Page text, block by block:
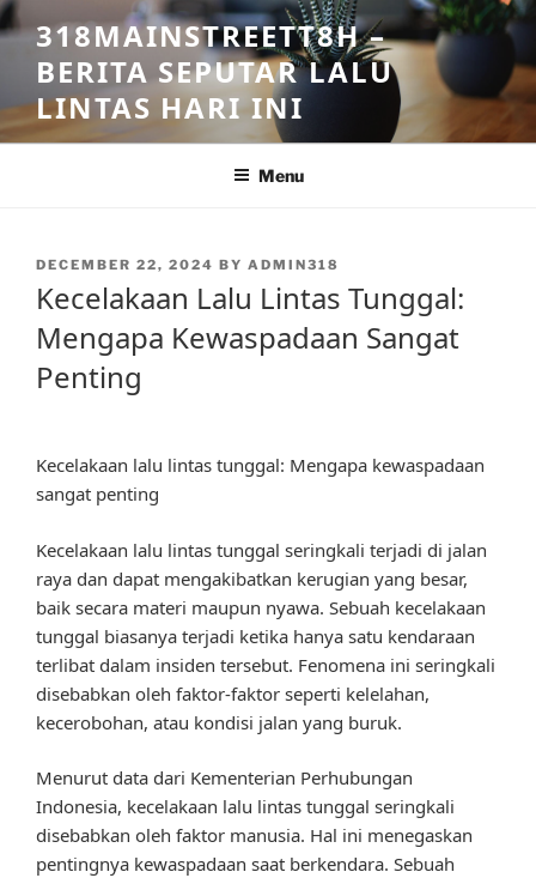
Skip
to
content
318MAINSTREETT8H –
BERITA SEPUTAR LALU
LINTAS HARI INI
Menu
POSTED
DECEMBER 22, 2024 BY ADMIN318
Kecelakaan Lalu Lintas Tunggal:
Mengapa Kewaspadaan Sangat
Penting
Kecelakaan lalu lintas tunggal: Mengapa kewaspadaan
sangat penting
Kecelakaan lalu lintas tunggal seringkali terjadi di jalan
raya dan dapat mengakibatkan kerugian yang besar,
baik secara materi maupun nyawa. Sebuah kecelakaan
tunggal biasanya terjadi ketika hanya satu kendaraan
terlibat dalam insiden tersebut. Fenomena ini seringkali
disebabkan oleh faktor-faktor seperti kelelahan,
kecerobohan, atau kondisi jalan yang buruk.
Menurut data dari Kementerian Perhubungan
Indonesia, kecelakaan lalu lintas tunggal seringkali
disebabkan oleh faktor manusia. Hal ini menegaskan
pentingnya kewaspadaan saat berkendara. Sebuah